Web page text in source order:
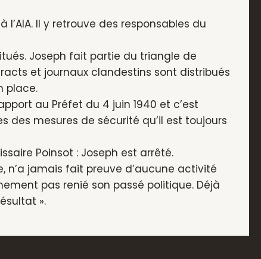
Il y retrouve des responsables du
Joseph fait partie du triangle de
et journaux clandestins sont distribués
place.
au Préfet du 4 juin 1940 et c’est
mesures de sécurité qu’il est toujours
Poinsot : Joseph est arrêté.
n’a jamais fait preuve d’aucune activité
pas renié son passé politique. Déjà
».